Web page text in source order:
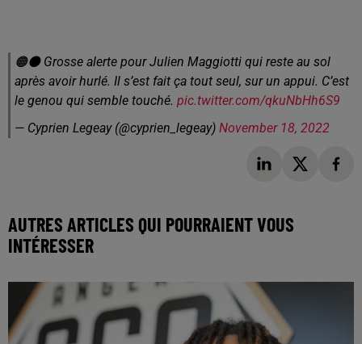
🟠⚫️ Grosse alerte pour Julien Maggiotti qui reste au sol
après avoir hurlé. Il s’est fait ça tout seul, sur un appui. C’est
le genou qui semble touché. pic.twitter.com/qkuNbHh6S9
— Сyprien Legeay (@cyprien_legeay) November 18, 2022
AUTRES ARTICLES QUI POURRAIENT VOUS
INTÉRESSER